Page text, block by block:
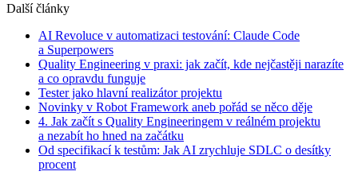
Další články
AI Revoluce v automatizaci testování: Claude Code
a Superpowers
Quality Engineering v praxi: jak začít, kde nejčastěji narazíte
a co opravdu funguje
Tester jako hlavní realizátor projektu
Novinky v Robot Framework aneb pořád se něco děje
4. Jak začít s Quality Engineeringem v reálném projektu
a nezabít ho hned na začátku
Od specifikací k testům: Jak AI zrychluje SDLC o desítky
procent